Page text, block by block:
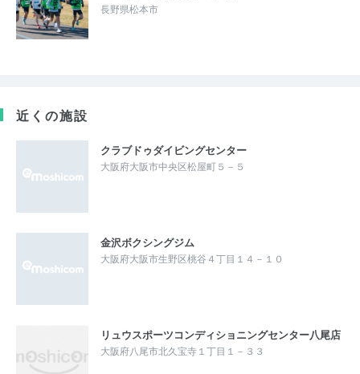
長野県松本市
近くの施設
クラブドゥダイビングセンター
大阪府大阪市中央区松屋町５－５
金沢ボクシングジム
大阪府大阪市生野区桃谷４丁目１４－１０
リュウスポーツコンディショニングセンター八尾店
大阪府八尾市北久宝寺１丁目１－３３